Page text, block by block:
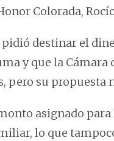
Colorada,
destinar el
y que la Cámara
pero su propuesta
asignado
lo que